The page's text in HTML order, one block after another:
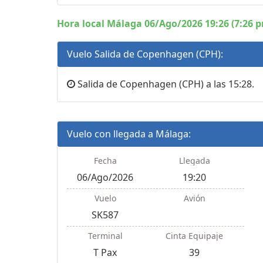
Hora local Málaga 06/Ago/2026 19:26 (7:26
Vuelo Salida de Copenhagen (CPH):
Salida de Copenhagen (CPH) a las 15:28.
Vuelo con llegada a Málaga:
Fecha
06/Ago/2026
Llegada
19:20
Vuelo
SK587
Avión
Terminal
T Pax
Cinta Equipaje
39